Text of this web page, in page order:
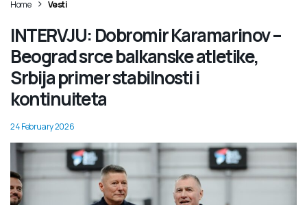
Home > Vesti
INTERVJU: Dobromir Karamarinov –
Beograd srce balkanske atletike,
Srbija primer stabilnosti i
kontinuiteta
24 February 2026